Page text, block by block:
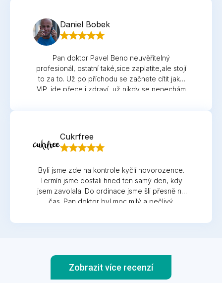
Daniel Bobek
Pan doktor Pavel Beno neuvěřitelný
profesionál, ostatní také,sice zaplatíte,ale stojí
to za to. Už po příchodu se začnete cítit jako
VIP, jde přece i zdraví, už nikdy se nenechám
obtezovali.
Cukrfree
Byli jsme zde na kontrole kyčlí novorozence.
Termín jsme dostali hned ten samý den, kdy
jsem zavolala. Do ordinace jsme šli přesně na
čas. Pan doktor byl moc milý a pečlivý.
Zobrazit více recenzí